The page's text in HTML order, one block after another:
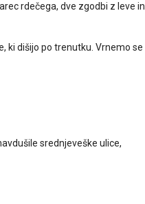
rdečega, dve zgodbi z leve in
ki dišijo po trenutku. Vrnemo se
srednjeveške ulice,